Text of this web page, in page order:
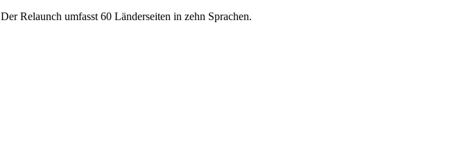
Der Relaunch umfasst 60 Länderseiten in zehn Sprachen.